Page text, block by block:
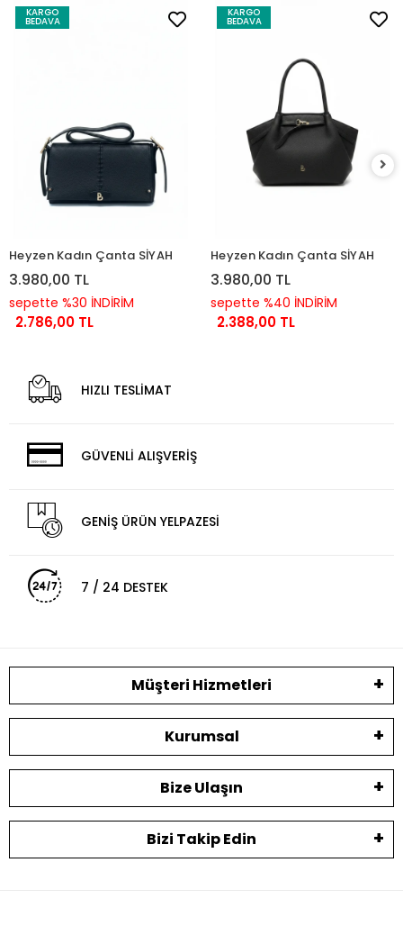
KARGO
BEDAVA
Heyzen Kadın Çanta SİYAH
3.980,00 TL
sepette %30 İNDİRİM
2.786,00 TL
KARGO
BEDAVA
Heyzen Kadın Çanta SİYAH
3.980,00 TL
sepette %40 İNDİRİM
2.388,00 TL
HIZLI TESLİMAT
GÜVENLİ ALIŞVERİŞ
GENİŞ ÜRÜN YELPAZESİ
7 / 24 DESTEK
Müşteri Hizmetleri
Kurumsal
Bize Ulaşın
Bizi Takip Edin